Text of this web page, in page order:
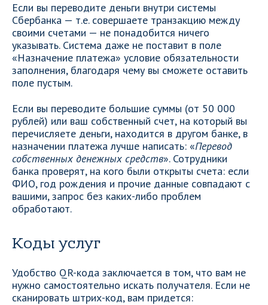
Если вы переводите деньги внутри системы
Сбербанка — т.е. совершаете транзакцию между
своими счетами — не понадобится ничего
указывать. Система даже не поставит в поле
«Назначение платежа» условие обязательности
заполнения, благодаря чему вы сможете оставить
поле пустым.
Если вы переводите большие суммы (от 50 000
рублей) или ваш собственный счет, на который вы
перечисляете деньги, находится в другом банке, в
назначении платежа лучше написать: «Перевод
собственных денежных средств». Сотрудники
банка проверят, на кого были открыты счета: если
ФИО, год рождения и прочие данные совпадают с
вашими, запрос без каких-либо проблем
обработают.
Коды услуг
Удобство QR-кода заключается в том, что вам не
нужно самостоятельно искать получателя. Если не
сканировать штрих-код, вам придется: